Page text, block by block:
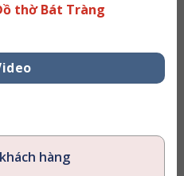
thờ Bát Tràng
hàng